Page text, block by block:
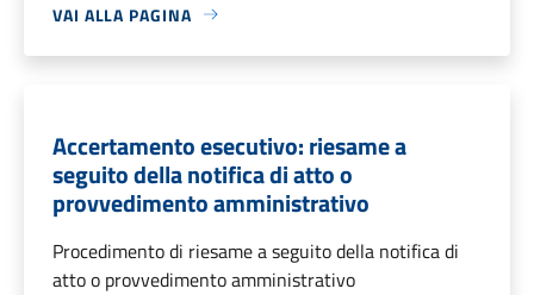
VAI ALLA PAGINA
Accertamento esecutivo: riesame a
seguito della notifica di atto o
provvedimento amministrativo
Procedimento di riesame a seguito della notifica di
atto o provvedimento amministrativo